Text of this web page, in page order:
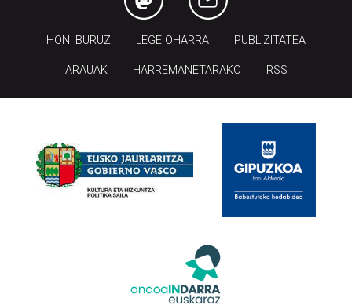
HONI BURUZ LEGE OHARRA PUBLIZITATEA
ARAUAK HARREMANETARAKO RSS